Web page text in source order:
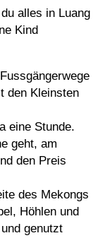
alles in Luang
Kind
den Kleinsten
eine Stunde.
geht, am
den Preis
des Mekongs
Höhlen und
genutzt